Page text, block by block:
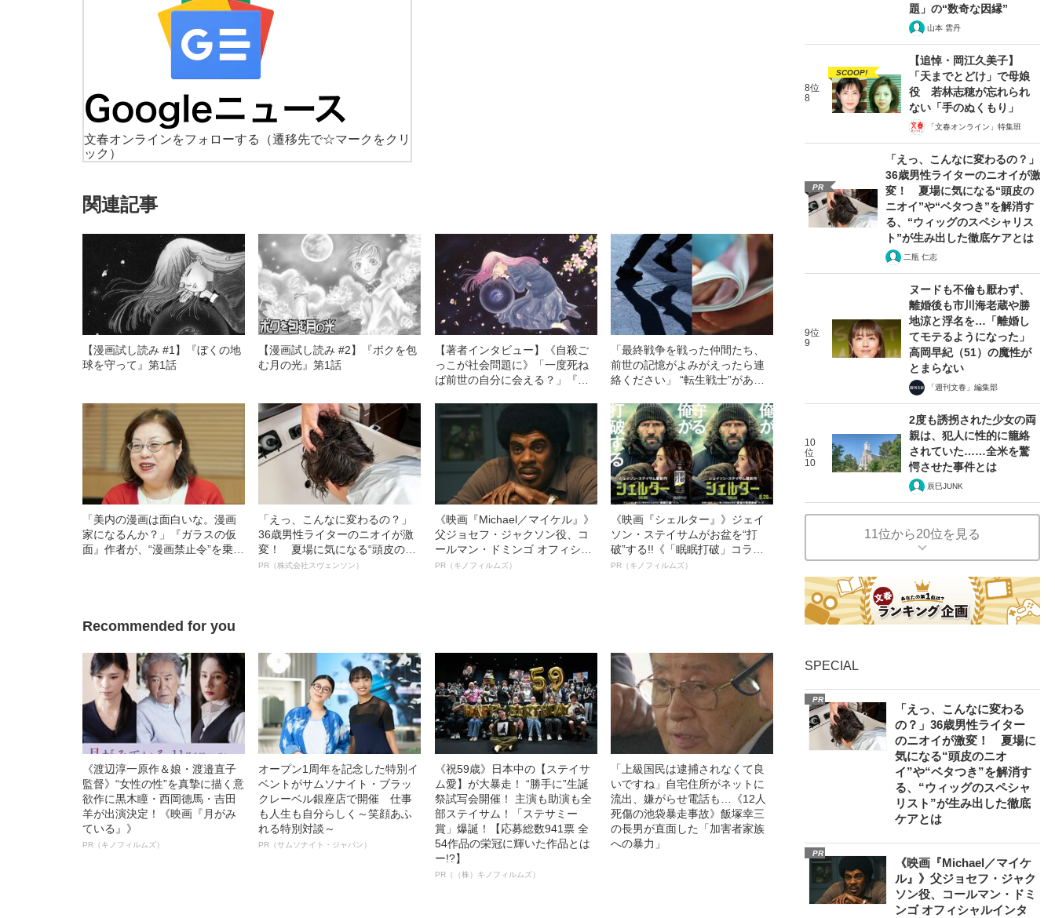
文春オンラインをフォローする
（遷移先で☆マークをクリ
ック）
関連記事
【漫画試し読み #1】『ぼくの地
球を守って』第1話
【漫画試し読み #2】『ボクを包
む月の光』第1話
【著者インタビュー】《自殺ご
っこが社会問題に》「一度死ね
ば前世の自分に会える？」『ぼ
た日渡早紀が“フィクション宣
言”をした理由
「最終戦争を戦った仲間たち、
前世の記憶がよみがえったら連
絡ください」 “転生戦士”があふ
「美内の漫画は面白いな。漫画
家になるんか？」『ガラスの仮
面』作者が、“漫画禁止令”を乗り
「えっ、こんなに変わるの？」
36歳男性ライターのニオイが激
変！ 夏場に気になる“頭皮のニ
オイ”や“ベタつき”を解消す
PR（株式会社スヴェンソン）
《映画『Michael／マイケル』》
父ジョセフ・ジャクソン役、コ
ールマン・ドミンゴ オフィシャ
ルインタビュー“観客を魅了した
PR（キノフィルムズ）
《映画『シェルター』》ジェイ
ソン・ステイサムがお盆を“打
破”する!!《「眠眠打破」コラ
ボ》
PR（キノフィルムズ）
Recommended for you
《渡辺淳一原作＆娘・渡邉直子
監督》“女性の性”を真摯に描く意
欲作に黒木瞳・西岡德馬・吉田
羊が出演決定！《映画『月がみ
ている』》
PR（キノフィルムズ）
オープン1周年を記念した特別イ
ベントがサムソナイト・ブラッ
クレーベル銀座店で開催 仕事
も人生も自分らしく～笑顔あふ
れる特別対談～
PR（サムソナイト・ジャパン）
《祝59歳》日本中の【ステイサ
ム愛】が大暴走！ “勝手に”生誕
祭試写会開催！ 主演も助演も全
部ステイサム！「ステサミー
賞」爆誕！【応募総数941票 全
54作品の栄冠に輝いた作品とは
ー!?】
PR（（株）キノフィルムズ）
「上級国民は逮捕されなくて良
いですね」自宅住所がネットに
流出、嫌がらせ電話も…《12人
死傷の池袋暴走事故》飯塚幸三
の長男が直面した「加害者家族
への暴力」
題」の“数奇な因縁”
山本 雲丹
8位
8
SCOOP!
【追悼・岡江久美子】
「天までとどけ」で母娘
役 若林志穂が忘れられ
ない「手のぬくもり」
「文春オンライン」特集班
PR
「えっ、こんなに変わるの？」
36歳男性ライターのニオイが激
変！ 夏場に気になる“頭皮の
ニオイ”や“ベタつき”を解消す
る、“ウィッグのスペシャリス
ト”が生み出した徹底ケアとは
二瓶 仁志
9位
9
ヌードも不倫も厭わず、
離婚後も市川海老蔵や勝
地涼と浮名を…「離婚し
てモテるようになった」
高岡早紀（51）の魔性が
とまらない
「週刊文春」編集部
10
位
10
2度も誘拐された少女の両
親は、犯人に性的に籠絡
されていた……全米を驚
愕させた事件とは
辰巳JUNK
11位から20位を見る
SPECIAL
PR
「えっ、こんなに変わる
の？」36歳男性ライター
のニオイが激変！ 夏場に
気になる“頭皮のニオ
イ”や“ベタつき”を解消す
る、“ウィッグのスペシャ
リスト”が生み出した徹底
ケアとは
PR
《映画『Michael／マイケ
ル』》父ジョセフ・ジャク
ソン役、コールマン・ドミ
ンゴ オフィシャルインタ